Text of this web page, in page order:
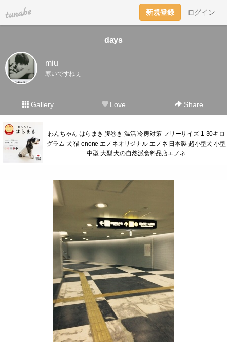
tuna.be 新規登録 ログイン
days
miu
寒いですねぇ
Gallery Love Share
わんちゃん はらまき 腹巻き 温活 冷房対策 フリーサイズ 1-30キロ
グラム 犬 猫 enone エノネオリジナル エノネ 日本製 超小型犬 小型
中型 大型 犬の自然派食料品店エノネ